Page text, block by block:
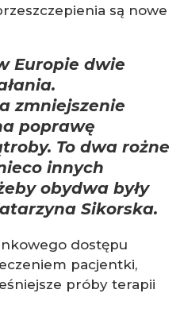
są nowe
Europie dwie
zmniejszenie
poprawę
To dwa rożne
innych
obydwa były
Sikorska.
dostępu
pacjentki,
próby terapii